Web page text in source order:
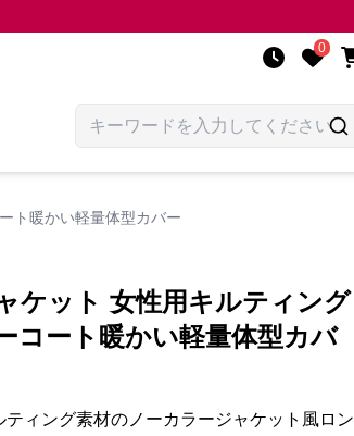
0
ト暖かい軽量体型カバー
ケット 女性用キルティング
コート暖かい軽量体型カバ
ィング素材のノーカラージャケット風ロン